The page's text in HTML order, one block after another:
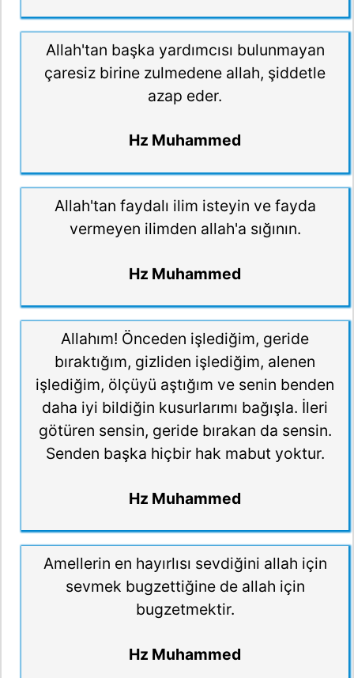
Allah'tan başka yardımcısı bulunmayan
çaresiz birine zulmedene allah, şiddetle
azap eder.
Hz Muhammed
Allah'tan faydalı ilim isteyin ve fayda
vermeyen ilimden allah'a sığının.
Hz Muhammed
Allahım! Önceden işlediğim, geride
bıraktığım, gizliden işlediğim, alenen
işlediğim, ölçüyü aştığım ve senin benden
daha iyi bildiğin kusurlarımı bağışla. İleri
götüren sensin, geride bırakan da sensin.
Senden başka hiçbir hak mabut yoktur.
Hz Muhammed
Amellerin en hayırlısı sevdiğini allah için
sevmek bugzettiğine de allah için
bugzetmektir.
Hz Muhammed